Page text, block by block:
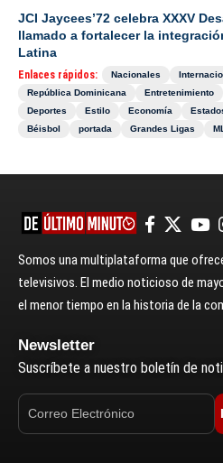
JCI Jaycees’72 celebra XXXV
llamado a fortalecer la
Latina
Enlaces rápidos: Nacionales
República Dominicana
Entretenimiento
Deportes
Estilo Economía
Béisbol
portada Grandes Ligas
Somos una multiplataforma que
televisivos. El medio noticioso de
el menor tiempo en la historia de la
Newsletter
Suscríbete a nuestro boletín de